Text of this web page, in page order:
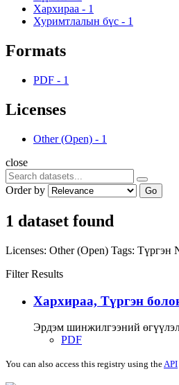
Хархираа - 1
Хуримтлалын бүс - 1
Formats
PDF - 1
Licenses
Other (Open) - 1
close
Order by Go
1 dataset found
Licenses: Other (Open) Tags: Түргэн
Filter Results
Хархираа, Түргэн
Эрдэм шинжилгээний
PDF
You can also access this registry using theAPI